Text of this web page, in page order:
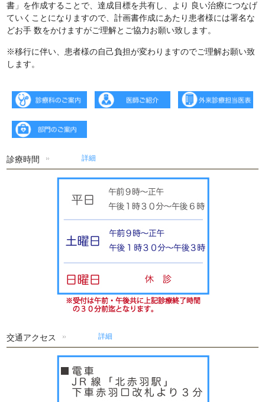
書」を作成することで、達成目標を共有し、より 良い治療につなげ
ていくことになりますので、計画書作成にあたり患者様には署名な
どお手 数をかけますがご理解とご協力お願い致します。
※移行に伴い、患者様の自己負担が変わりますのでご理解お願い致
します。
診療時間 詳細
交通アクセス 詳細